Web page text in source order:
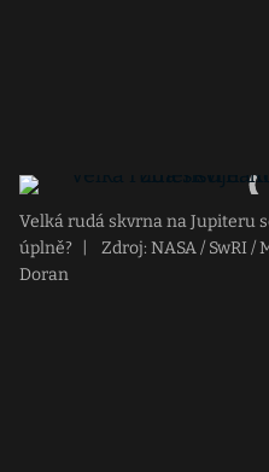
Velká rudá skvrna na Jupiteru
úplně?
Zdroj: NASA / SwRI /
Doran